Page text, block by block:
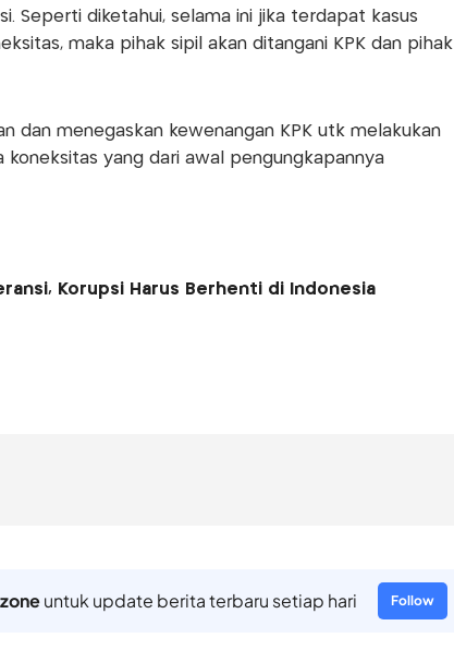
Seperti diketahui, selama ini jika terdapat kasus
maka pihak sipil akan ditangani KPK dan pihak
dan menegaskan kewenangan KPK utk melakukan
yang dari awal pengungkapannya
Korupsi Harus Berhenti di Indonesia
untuk update berita terbaru setiap hari Follow